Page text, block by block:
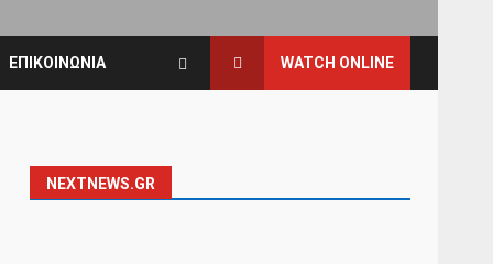
ΕΠΙΚΟΙΝΩΝΙΑ WATCH ONLINE
NEXTNEWS.GR